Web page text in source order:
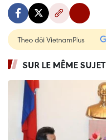
Theo dõi VietnamPlus
SUR LE MÊME SUJET